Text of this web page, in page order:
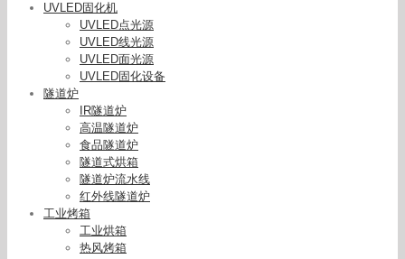
UVLED固化机
UVLED点光源
UVLED线光源
UVLED面光源
UVLED固化设备
隧道炉
IR隧道炉
高温隧道炉
食品隧道炉
隧道式烘箱
隧道炉流水线
红外线隧道炉
工业烤箱
工业烘箱
热风烤箱